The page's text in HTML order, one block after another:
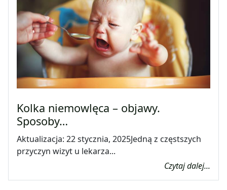
Kolka niemowlęca – objawy.
Sposoby…
Aktualizacja: 22 stycznia, 2025Jedną z częstszych
przyczyn wizyt u lekarza...
Czytaj dalej...